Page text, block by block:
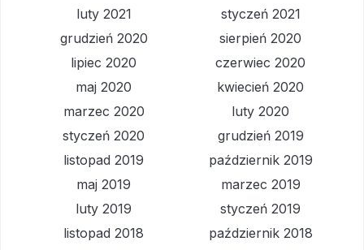
luty 2021
styczeń 2021
grudzień 2020
sierpień 2020
lipiec 2020
czerwiec 2020
maj 2020
kwiecień 2020
marzec 2020
luty 2020
styczeń 2020
grudzień 2019
listopad 2019
październik 2019
maj 2019
marzec 2019
luty 2019
styczeń 2019
listopad 2018
październik 2018